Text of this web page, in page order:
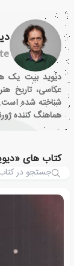
دیوید بیت یک
عکاسی، تاریخ
شناخته شده
هماهنگ کننده
کتاب های